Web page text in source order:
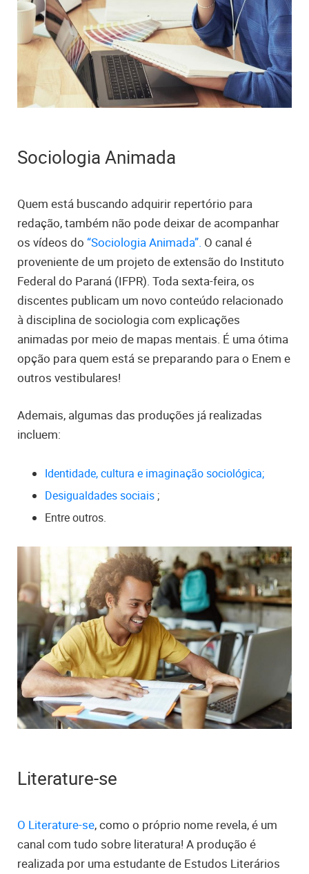
Sociologia Animada
Quem está buscando adquirir repertório para
redação, também não pode deixar de acompanhar
os vídeos do“Sociologia Animada”. O canal é
proveniente de um projeto de extensão do Instituto
Federal do Paraná (IFPR). Toda sexta-feira, os
discentes publicam um novo conteúdo relacionado
à disciplina de sociologia com explicações
animadas por meio de mapas mentais. É uma ótima
opção para quem está se preparando para o Enem e
outros vestibulares!
Ademais, algumas das produções já realizadas
incluem:
Identidade, cultura e imaginação sociológica;
Desigualdades sociais ;
Entre outros.
Literature-se
O Literature-se, como o próprio nome revela, é um
canal com tudo sobre literatura! A produção é
realizada por uma estudante de Estudos Literários